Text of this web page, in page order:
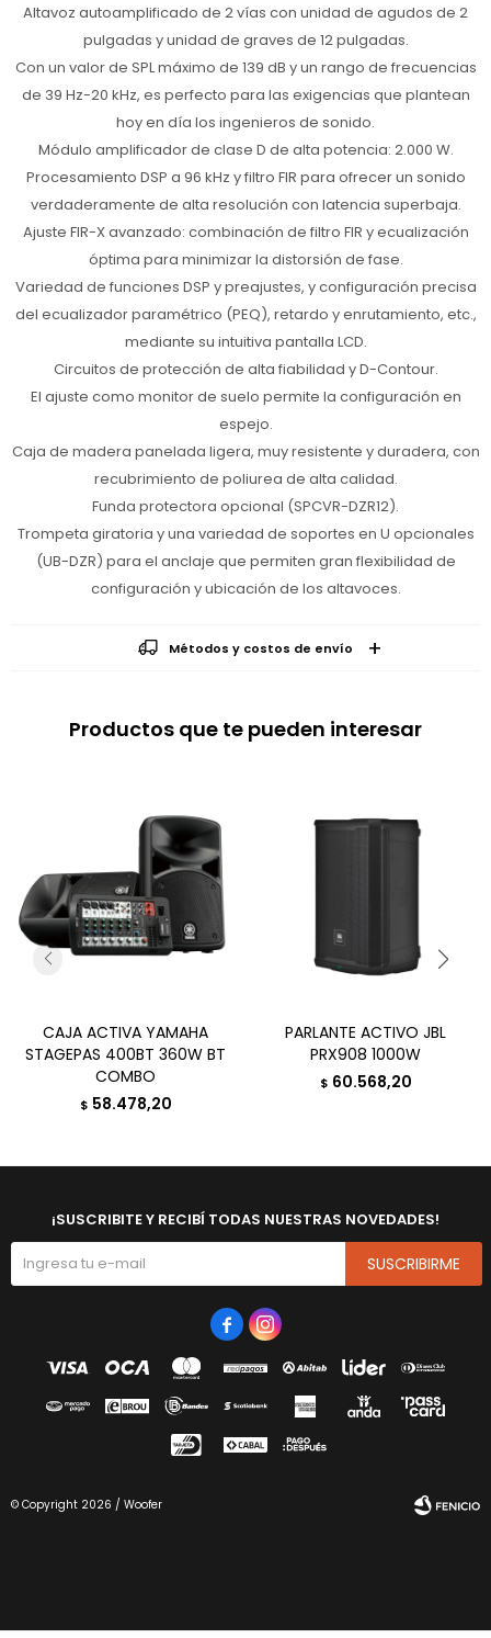
Altavoz autoamplificado de 2 vías con unidad de agudos de 2
pulgadas y unidad de graves de 12 pulgadas.
Con un valor de SPL máximo de 139 dB y un rango de frecuencias
de 39 Hz-20 kHz, es perfecto para las exigencias que plantean
hoy en día los ingenieros de sonido.
Módulo amplificador de clase D de alta potencia: 2.000 W.
Procesamiento DSP a 96 kHz y filtro FIR para ofrecer un sonido
verdaderamente de alta resolución con latencia superbaja.
Ajuste FIR-X avanzado: combinación de filtro FIR y ecualización
óptima para minimizar la distorsión de fase.
Variedad de funciones DSP y preajustes, y configuración precisa
del ecualizador paramétrico (PEQ), retardo y enrutamiento, etc.,
mediante su intuitiva pantalla LCD.
Circuitos de protección de alta fiabilidad y D-Contour.
El ajuste como monitor de suelo permite la configuración en
espejo.
Caja de madera panelada ligera, muy resistente y duradera, con
recubrimiento de poliurea de alta calidad.
Funda protectora opcional (SPCVR-DZR12).
Trompeta giratoria y una variedad de soportes en U opcionales
(UB-DZR) para el anclaje que permiten gran flexibilidad de
configuración y ubicación de los altavoces.
Métodos y costos de envío
Productos que te pueden interesar
CAJA ACTIVA YAMAHA
STAGEPAS 400BT 360W BT
COMBO
$ 58.478,20
PARLANTE ACTIVO JBL
PRX908 1000W
$ 60.568,20
¡SUSCRIBITE Y RECIBÍ TODAS NUESTRAS NOVEDADES!
SUSCRIBIRME
 
© Copyright 2026 / Woofer